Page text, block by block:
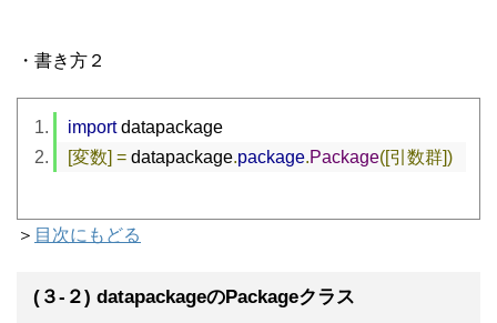
・書き方２
import datapackage
[変数] = datapackage.package.Package([引数群])
＞ 目次にもどる
(３-２) datapackageのPackageクラス